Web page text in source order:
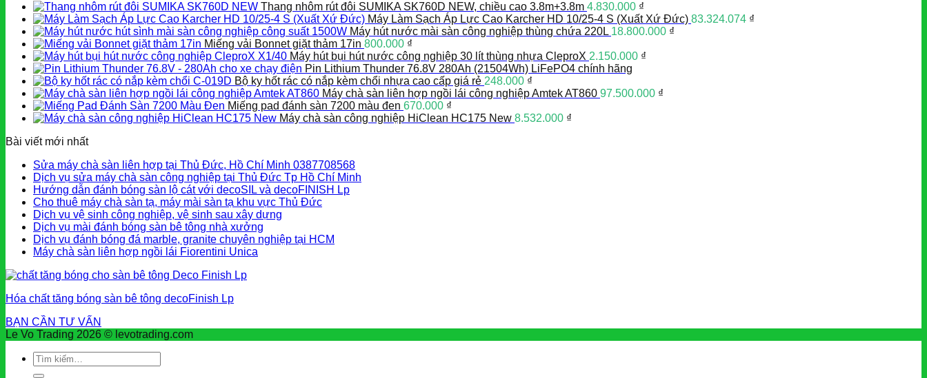
Thang nhôm rút đôi SUMIKA SK760D NEW, chiều cao 3.8m+3.8m 4.830.000 ₫
Máy Làm Sạch Áp Lực Cao Karcher HD 10/25-4 S (Xuất Xứ Đức) 83.324.074 ₫
Máy hút nước mài sàn công nghiệp thùng chứa 220L 18.800.000 ₫
Miếng vải Bonnet giặt thảm 17in 800.000 ₫
Máy hút bụi hút nước công nghiệp 30 lít thùng nhựa CleproX 2.150.000 ₫
Pin Lithium Thunder 76.8V 280Ah (21504Wh) LiFePO4 chính hãng
Bộ ky hốt rác có nắp kèm chổi nhựa cao cấp giá rẻ 248.000 ₫
Máy chà sàn liên hợp ngồi lái công nghiệp Amtek AT860 97.500.000 ₫
Miếng pad đánh sàn 7200 màu đen 670.000 ₫
Máy chà sàn công nghiệp HiClean HC175 New 8.532.000 ₫
Bài viết mới nhất
Sửa máy chà sàn liên hợp tại Thủ Đức, Hồ Chí Minh 0387708568
Dịch vụ sửa máy chà sàn công nghiệp tại Thủ Đức Tp Hồ Chí Minh
Hướng dẫn đánh bóng sàn lộ cát với decoSIL và decoFINISH Lp
Cho thuê máy chà sàn tạ, máy mài sàn tạ khu vực Thủ Đức
Dịch vụ vệ sinh công nghiệp, vệ sinh sau xây dựng
Dịch vụ mài đánh bóng sàn bê tông nhà xưởng
Dịch vụ đánh bóng đá marble, granite chuyên nghiệp tại HCM
Máy chà sàn liên hợp ngồi lái Fiorentini Unica
Hóa chất tăng bóng sàn bê tông decoFinish Lp
BẠN CẦN TƯ VẤN
Le Vo Trading 2026 © levotrading.com
Tìm
kiếm: